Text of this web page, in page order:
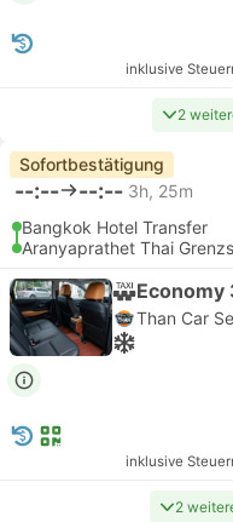
inklusive
2
Sofortbestätigung
--:-- --:-- 3h, 25m
Bangkok Hotel Transfer
Aranyaprathet Thai
Economy
Than Car
inklusive
2